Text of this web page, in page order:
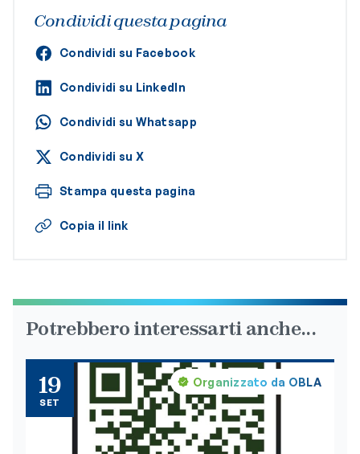
Condividi questa pagina
Condividi su Facebook
Condividi su LinkedIn
Condividi su Whatsapp
Condividi su X
Stampa questa pagina
Copia il link
Potrebbero interessarti anche...
Organizzato da OBLA
19
SET